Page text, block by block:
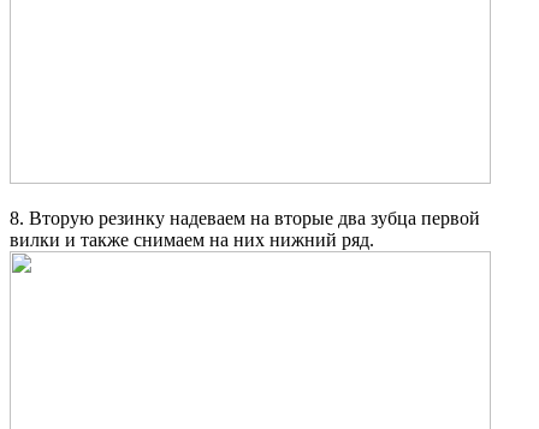
8. Вторую резинку надеваем на вторые два зубца первой
вилки и также снимаем на них нижний ряд.